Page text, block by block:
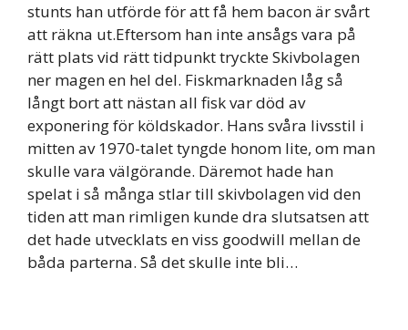
stunts han utförde för att få hem bacon är svårt
att räkna ut.Eftersom han inte ansågs vara på
rätt plats vid rätt tidpunkt tryckte Skivbolagen
ner magen en hel del. Fiskmarknaden låg så
långt bort att nästan all fisk var död av
exponering för köldskador. Hans svåra livsstil i
mitten av 1970-talet tyngde honom lite, om man
skulle vara välgörande. Däremot hade han
spelat i så många stlar till skivbolagen vid den
tiden att man rimligen kunde dra slutsatsen att
det hade utvecklats en viss goodwill mellan de
båda parterna. Så det skulle inte bli…